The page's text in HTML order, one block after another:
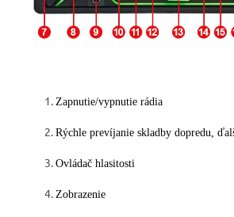
Zapnutie/vypnutie rádia
Rýchle prevíjanie skladby dopredu,
Ovládač hlasitosti
Zobrazenie